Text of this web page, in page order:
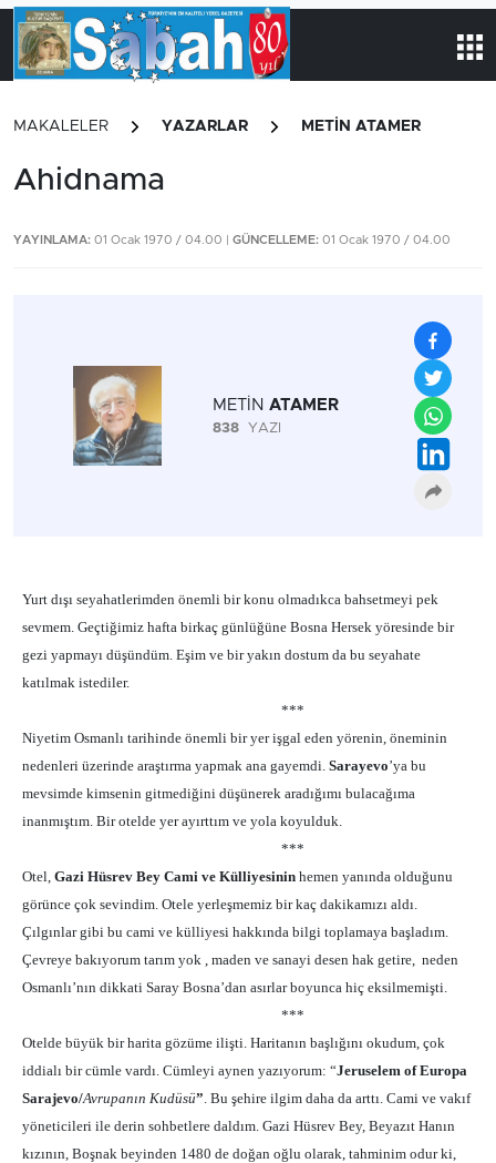
MAKALELER YAZARLAR METİN ATAMER
Ahidnama
YAYINLAMA: 01 Ocak 1970 / 04.00 | GÜNCELLEME: 01 Ocak 1970 / 04.00
METİN ATAMER
838 YAZI
Yurt dışı seyahatlerimden önemli bir konu olmadıkca bahsetmeyi pek
sevmem. Geçtiğimiz hafta birkaç günlüğüne Bosna Hersek yöresinde bir
gezi yapmayı düşündüm. Eşim ve bir yakın dostum da bu seyahate
katılmak istediler.
***
Niyetim Osmanlı tarihinde önemli bir yer işgal eden yörenin, öneminin
nedenleri üzerinde araştırma yapmak ana gayemdi. Sarayevo’ya bu
mevsimde kimsenin gitmediğini düşünerek aradığımı bulacağıma
inanmıştım. Bir otelde yer ayırttım ve yola koyulduk.
***
Otel, Gazi Hüsrev Bey Cami ve Külliyesinin hemen yanında olduğunu
görünce çok sevindim. Otele yerleşmemiz bir kaç dakikamızı aldı.
Çılgınlar gibi bu cami ve külliyesi hakkında bilgi toplamaya başladım.
Çevreye bakıyorum tarım yok , maden ve sanayi desen hak getire, neden
Osmanlı’nın dikkati Saray Bosna’dan asırlar boyunca hiç eksilmemişti.
***
Otelde büyük bir harita gözüme ilişti. Haritanın başlığını okudum, çok
iddialı bir cümle vardı. Cümleyi aynen yazıyorum: “Jeruselem of Europa
Sarajevo/Avrupanın Kudüsü”. Bu şehire ilgim daha da arttı. Cami ve vakıf
yöneticileri ile derin sohbetlere daldım. Gazi Hüsrev Bey, Beyazıt Hanın
kızının, Boşnak beyinden 1480 de doğan oğlu olarak, tahminim odur ki,